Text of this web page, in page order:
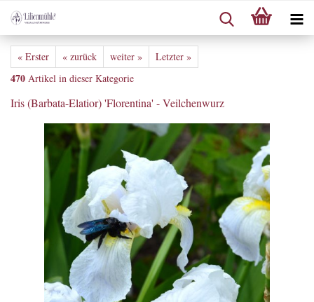
« Erster « zurück weiter » Letzter »
470 Artikel in dieser Kategorie
Iris (Barbata-Elatior) 'Florentina' - Veilchenwurz